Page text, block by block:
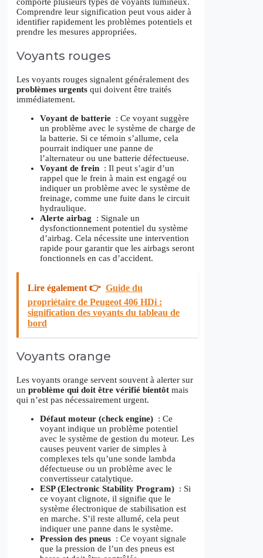
Comprendre leur signification peut vous aider à
identifier rapidement les problèmes potentiels et
prendre les mesures appropriées.
Voyants rouges
Les voyants rouges signalent généralement des
problèmes urgents qui doivent être traités
immédiatement.
Voyant de batterie : Ce voyant suggère
un problème avec le système de charge de
la batterie. Si ce témoin s’allume, cela
pourrait indiquer une panne de
l’alternateur ou une batterie défectueuse.
Voyant de frein : Il peut s’agir d’un
rappel que le frein à main est engagé ou
indiquer un problème avec le système de
freinage, comme une fuite dans le circuit
hydraulique.
Alerte airbag : Signale un
dysfonctionnement potentiel du système
d’airbag. Cela nécessite une intervention
rapide pour garantir que les airbags seront
fonctionnels en cas d’accident.
Lire également 👉 Guide du
propriétaire de Peugeot 406 HDi :
signification des voyants du tableau de
bord
Voyants orange
Les voyants orange servent souvent à alerter sur
un problème qui doit être vérifié bientôt mais
qui n’est pas nécessairement urgent.
Défaut moteur (check engine) : Ce
voyant indique un problème potentiel
avec le système de gestion du moteur. Les
causes peuvent varier de simples à
complexes tels qu’une sonde lambda
défectueuse ou un problème avec le
convertisseur catalytique.
ESP (Electronic Stability Program) : Si
ce voyant clignote, il signifie que le
système électronique de stabilisation est
en marche. S’il reste allumé, cela peut
indiquer une panne dans le système.
Pression des pneus : Ce voyant signale
que la pression de l’un des pneus est